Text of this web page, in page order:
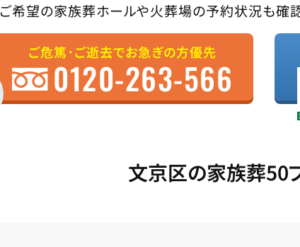
ご希望の家族葬ホールや火葬場の予約状況も確
ご危篤･ご逝去でお急ぎの方優先
0120-263-566
文京区の家族葬50